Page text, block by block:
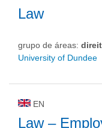
Law
grupo de áreas:
University of Dundee
EN
Law –